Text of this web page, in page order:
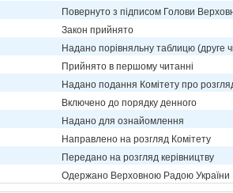
Повернуто з підписом Голови
Закон прийнято
Надано порівняльну таблицю (друге
Прийнято в першому читанні
Надано подання Комітету про
Включено до порядку денного
Надано для ознайомлення
Направлено на розгляд Комітету
Передано на розгляд керівництву
Одержано Верховною Радою України